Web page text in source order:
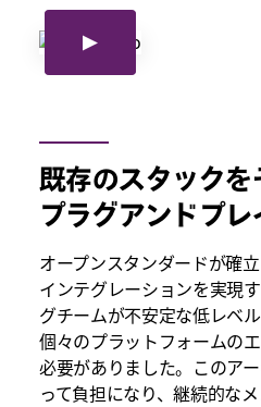
既存のスタックを
プラグアンドプ
オープンスタンダードが確
インテグレーションを実現
グチームが不安定な低レベ
個々のプラットフォームの
必要がありました。このア
って負担になり、継続的な